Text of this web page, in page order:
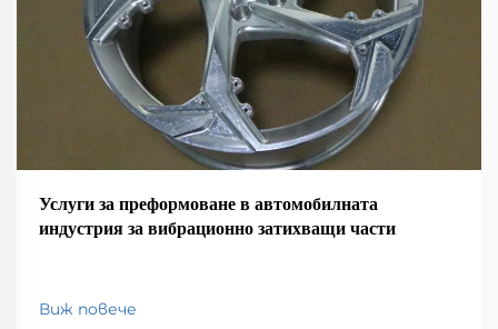
Услуги за преформоване в автомобилната
индустрия за вибрационно затихващи части
Виж повече